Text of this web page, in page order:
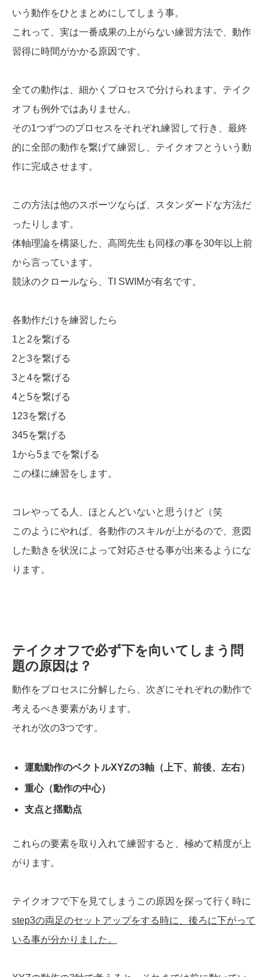
いう動作をひとまとめにしてしまう事。
これって、実は一番成果の上がらない練習方法で、動作
習得に時間がかかる原因です。
全ての動作は、細かくプロセスで分けられます。テイク
オフも例外ではありません。
その1つずつのプロセスをそれぞれ練習して行き、最終
的に全部の動作を繋げて練習し、テイクオフとういう動
作に完成させます。
この方法は他のスポーツならば、スタンダードな方法だ
ったりします。
体軸理論を構築した、高岡先生も同様の事を30年以上前
から言っています。
競泳のクロールなら、TI SWIMが有名です。
各動作だけを練習したら
1と2を繋げる
2と3を繋げる
3と4を繋げる
4と5を繋げる
123を繋げる
345を繋げる
1から5までを繋げる
この様に練習をします。
コレやってる人、ほとんどいないと思うけど（笑
このようにやれば、各動作のスキルが上がるので、意図
した動きを状況によって対応させる事が出来るようにな
ります。
テイクオフで必ず下を向いてしまう問
題の原因は？
動作をプロセスに分解したら、次ぎにそれぞれの動作で
考えるべき要素があります。
それが次の3つです。
運動動作のベクトルXYZの3軸（上下、前後、左右）
重心（動作の中心）
支点と揺動点
これらの要素を取り入れて練習すると、極めて精度が上
がります。
テイクオフで下を見てしまうこの原因を探って行く時に
step3の両足のセットアップをする時に、後ろに下がって
いる事が分かりました。